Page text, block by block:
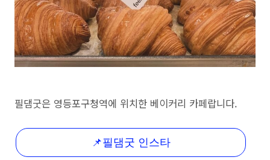
필댐굿은 영등포구청역에 위치한 베이커리 카페랍니다.
📌필댐굿 인스타